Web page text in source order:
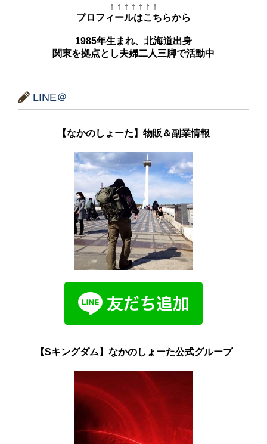
↑ ↑ ↑ ↑ ↑ ↑ ↑
プロフィールはこちらから
1985年生まれ、北海道出身
関東を拠点とし夫婦二人三脚で活動中
LINE＠
【なかのしょーた】物販＆副業情報
【Sキングダム】なかのしょーた公式グループ